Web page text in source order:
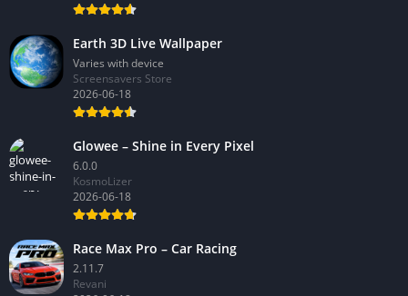
Earth 3D Live Wallpaper
Varies with device
Screensavers Store
2026-06-18
Glowee – Shine in Every Pixel
6.0.0
KosmoLizer
2026-06-18
Race Max Pro – Car Racing
2.11.7
Revani